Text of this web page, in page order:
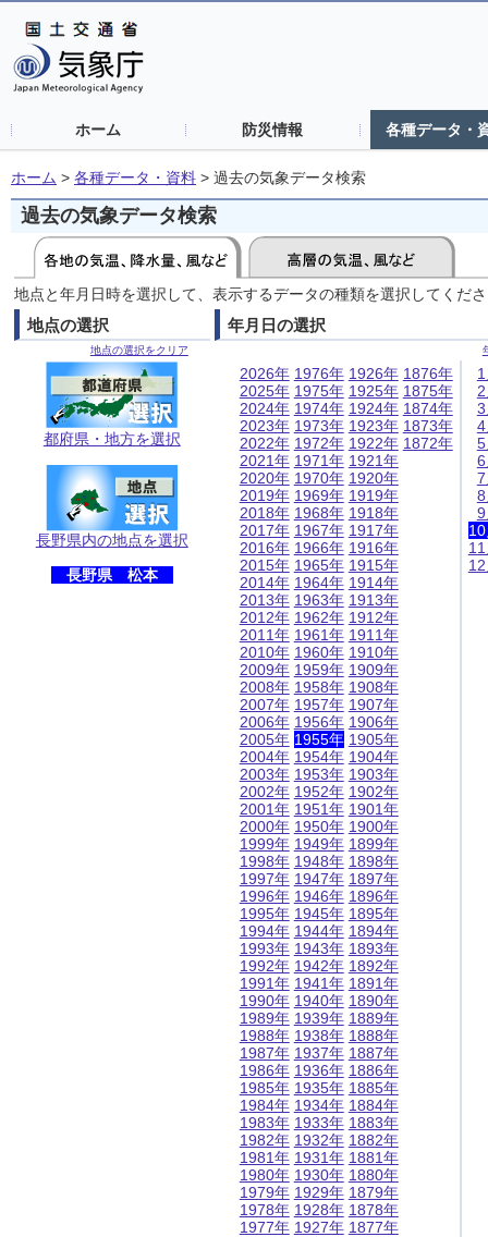
ホーム 防災情報 各種データ・
ホーム > 各種データ・資料 > 過去の気象データ検索
過去の気象データ検索
地点と年月日時を選択して、表示するデータの種類を選択してくだ
地点の選択
地点の選択をクリア
都府県・地方を選択
長野県内の地点を選択
長野県 松本
年月日の選択
2026年
2025年
2024年
2023年
2022年
2021年
2020年
2019年
2018年
2017年
2016年
2015年
2014年
2013年
2012年
2011年
2010年
2009年
2008年
2007年
2006年
2005年
2004年
2003年
2002年
2001年
2000年
1999年
1998年
1997年
1996年
1995年
1994年
1993年
1992年
1991年
1990年
1989年
1988年
1987年
1986年
1985年
1984年
1983年
1982年
1981年
1980年
1979年
1978年
1977年
1976年
1975年
1974年
1973年
1972年
1971年
1970年
1969年
1968年
1967年
1966年
1965年
1964年
1963年
1962年
1961年
1960年
1959年
1958年
1957年
1956年
1955年
1954年
1953年
1952年
1951年
1950年
1949年
1948年
1947年
1946年
1945年
1944年
1943年
1942年
1941年
1940年
1939年
1938年
1937年
1936年
1935年
1934年
1933年
1932年
1931年
1930年
1929年
1928年
1927年
1926年
1925年
1924年
1923年
1922年
1921年
1920年
1919年
1918年
1917年
1916年
1915年
1914年
1913年
1912年
1911年
1910年
1909年
1908年
1907年
1906年
1905年
1904年
1903年
1902年
1901年
1900年
1899年
1898年
1897年
1896年
1895年
1894年
1893年
1892年
1891年
1890年
1889年
1888年
1887年
1886年
1885年
1884年
1883年
1882年
1881年
1880年
1879年
1878年
1877年
1876年
1875年
1874年
1873年
1872年